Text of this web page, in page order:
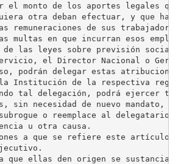
el monto de los aportes legales
otra deban efectuar, y que
remuneraciones de sus
multas en que incurran esos
de las leyes sobre previsión
el Director Nacional o
podrán delegar estas
Institución de la respectiva
tal delegación, podrá ejercer
sin necesidad de nuevo mandato,
o reemplace al delegatario
u otra causa.
a que se refiere este artículo,
que ellas den origen se